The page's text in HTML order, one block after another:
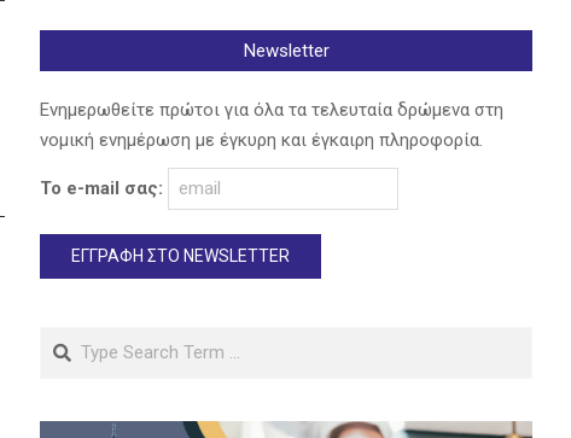
Newsletter
Ενημερωθείτε πρώτοι για όλα τα τελευταία δρώμενα στη
νομική ενημέρωση με έγκυρη και έγκαιρη πληροφορία.
Το e-mail σας:
Search